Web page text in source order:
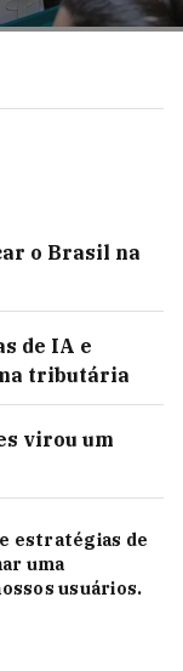
o Brasil na
de IA e
tributária
virou um
estratégias de
uma
usuários.